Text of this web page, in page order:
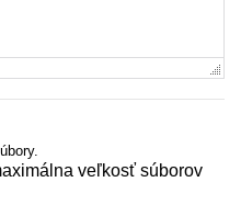
veľkosť súborov